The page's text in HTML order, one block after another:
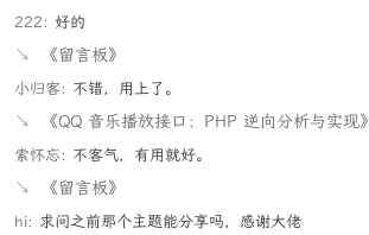
222: 好的
↘ 《留言板》
小归客: 不错，用上了。
↘ 《QQ 音乐播放接口：PHP 逆向分析与实现》
索怀忘: 不客气，有用就好。
↘ 《留言板》
hi: 求问之前那个主题能分享吗，感谢大佬